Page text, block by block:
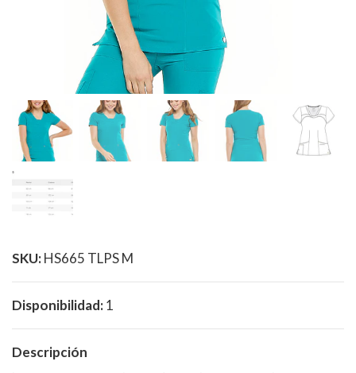
SKU:HS665 TLPS M
Disponibilidad:1
Descripción